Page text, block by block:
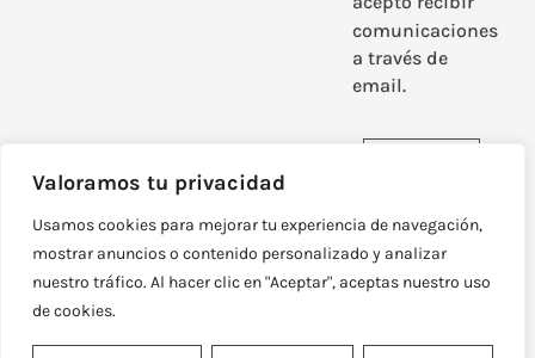
Valoramos tu privacidad
Usamos cookies para mejorar tu experiencia de navegación,
mostrar anuncios o contenido personalizado y analizar
nuestro tráfico. Al hacer clic en "Aceptar", aceptas nuestro uso
de cookies.
comunicaciones
a través de
email.
© TODOS LOS DERECHOS RESERVADOS
AVISO LEGAL